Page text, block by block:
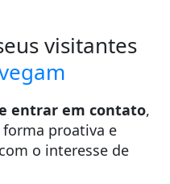
visitantes
entrar em contato,
proativa e
o interesse de